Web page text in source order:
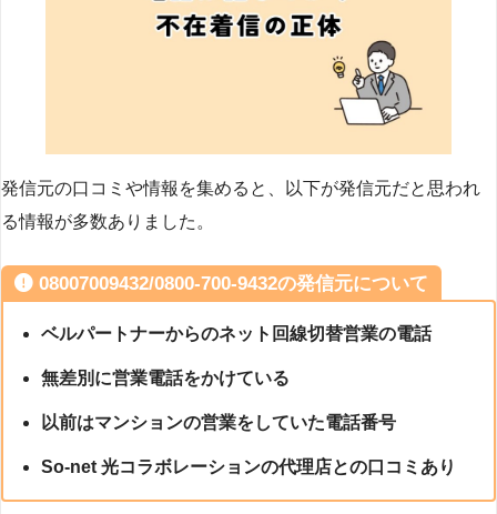
発信元の口コミや情報を集めると、以下が発信元だと思われ
る情報が多数ありました。
08007009432/0800-700-9432の発信元について
ベルパートナーからのネット回線切替営業の電話
無差別に営業電話をかけている
以前はマンションの営業をしていた電話番号
So-net 光コラボレーションの代理店との口コミあり